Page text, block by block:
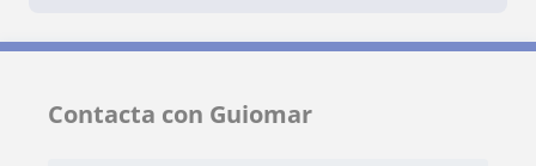
Contacta con Guiomar